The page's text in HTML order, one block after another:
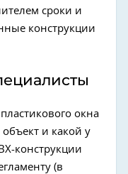
сроки и
конструкции
окна
и какой у
конструкции
(в